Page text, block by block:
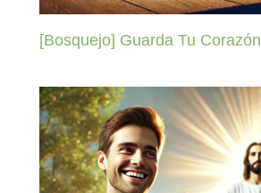
[Bosquejo] Guarda Tu Corazón